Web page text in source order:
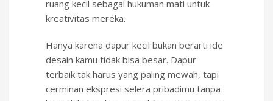
ruang kecil sebagai hukuman mati untuk
kreativitas mereka.
Hanya karena dapur kecil bukan berarti ide
desain kamu tidak bisa besar. Dapur
terbaik tak harus yang paling mewah, tapi
cerminan ekspresi selera pribadimu tanpa